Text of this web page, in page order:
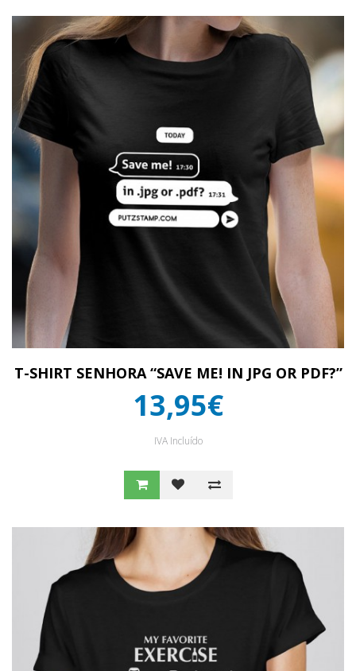
T-SHIRT SENHORA “SAVE ME! IN JPG OR PDF?”
13,95€
IVA Incluído